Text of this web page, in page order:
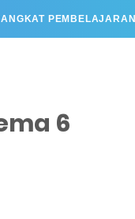
PEMBELAJARAN
6